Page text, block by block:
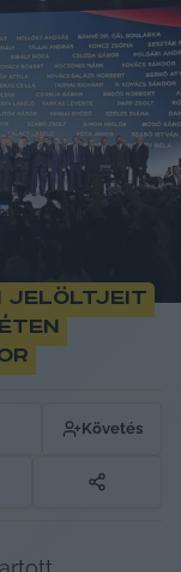
jelöltjeit
Követés